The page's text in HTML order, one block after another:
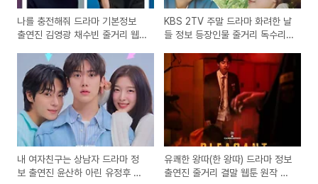
나를 충전해줘 드라마 기본정보
출연진 김영광 채수빈 줄거리 웹
KBS 2TV 주말 드라마 화려한 날
들 정보 등장인물 줄거리 독수리
내 여자친구는 상남자 드라마 정
보 출연진 윤산하 아린 유정후 츄
유쾌한 왕따(한 왕따) 드라마 정보
출연진 줄거리 결말 웹툰 원작 드